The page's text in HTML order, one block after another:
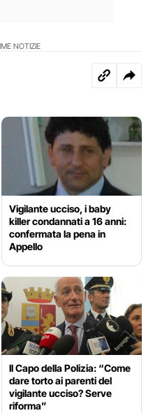
NOTIZIE
Vigilante ucciso, i baby
killer condannati a 16 anni:
confermata la pena in
Appello
Il Capo della Polizia: “Come
dare torto ai parenti del
vigilante ucciso? Serve
riforma”